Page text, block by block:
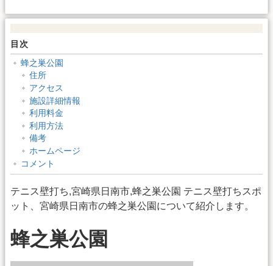
目次
蜂之巣公園
住所
アクセス
施設詳細情報
利用料金
利用方法
備考
ホームページ
コメント
テニス壁打ち,宮崎県日南市,蜂之巣公園 テニス壁打ちスポ
ット、宮崎県日南市の蜂之巣公園について紹介します。
蜂之巣公園